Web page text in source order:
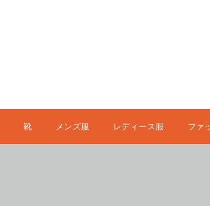
靴 メンズ服 レディース服 ファ